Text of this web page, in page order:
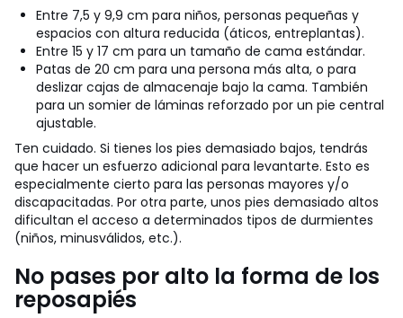
Entre 7,5 y 9,9 cm para niños, personas pequeñas y
espacios con altura reducida (áticos, entreplantas).
Entre 15 y 17 cm para un tamaño de cama estándar.
Patas de 20 cm para una persona más alta, o para
deslizar cajas de almacenaje bajo la cama. También
para un somier de láminas reforzado por un pie central
ajustable.
Ten cuidado. Si tienes los pies demasiado bajos, tendrás
que hacer un esfuerzo adicional para levantarte. Esto es
especialmente cierto para las personas mayores y/o
discapacitadas. Por otra parte, unos pies demasiado altos
dificultan el acceso a determinados tipos de durmientes
(niños, minusválidos, etc.).
No pases por alto la forma de los
reposapiés